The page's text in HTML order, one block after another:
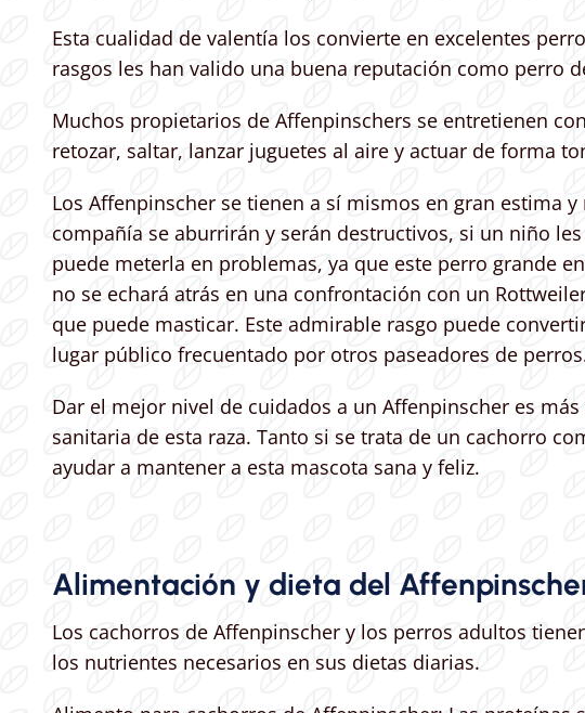
Esta cualidad de valentía los convierte en excelentes
rasgos les han valido una buena reputación como perro
Muchos propietarios de Affenpinschers se entretienen
retozar, saltar, lanzar juguetes al aire y actuar de forma
Los Affenpinscher se tienen a sí mismos en gran estima
compañía se aburrirán y serán destructivos, si un niño
puede meterla en problemas, ya que este perro grande
no se echará atrás en una confrontación con un
que puede masticar. Este admirable rasgo puede
lugar público frecuentado por otros paseadores de
Dar el mejor nivel de cuidados a un Affenpinscher es
sanitaria de esta raza. Tanto si se trata de un cachorro
ayudar a mantener a esta mascota sana y feliz.
Alimentación y dieta del
Los cachorros de Affenpinscher y los perros adultos
los nutrientes necesarios en sus dietas diarias.